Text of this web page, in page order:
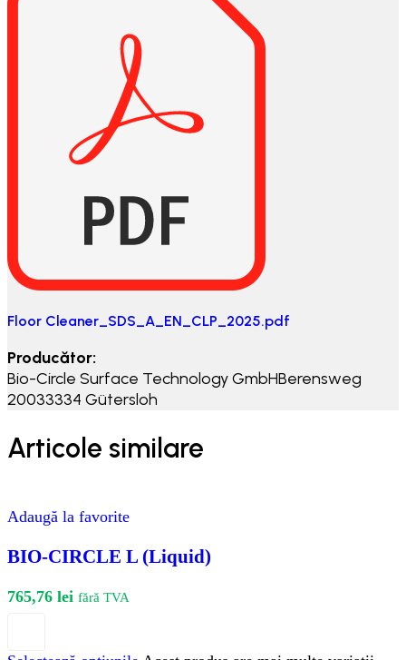
Floor Cleaner_SDS_A_EN_CLP_2025.pdf
Producător:
Bio-Circle Surface Technology GmbHBerensweg
20033334 Gütersloh
Articole similare
Adaugă la favorite
BIO-CIRCLE L (Liquid)
765,76 lei fără TVA